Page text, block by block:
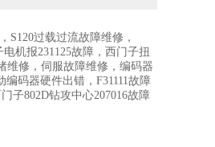
S120过载过流故障维修，
机报231125故障，西门子扭
维修，伺服故障维修，编码器
码器硬件出错，F31111故障
子802D钻攻中心207016故障